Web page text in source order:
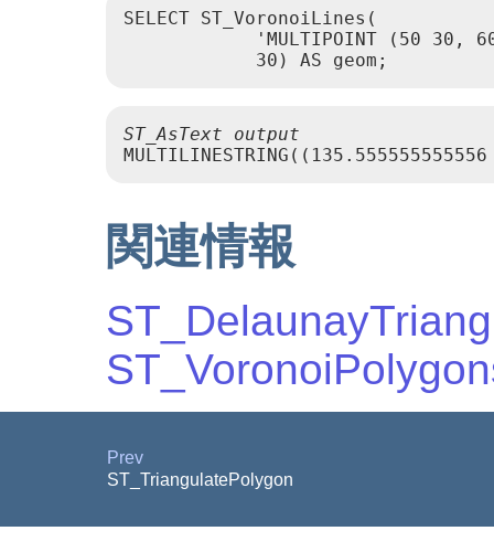
SELECT ST_VoronoiLines(
'MULTIPOINT (50 30,
ST_AsText output
関連情報
Prev
ST_TriangulatePolygon